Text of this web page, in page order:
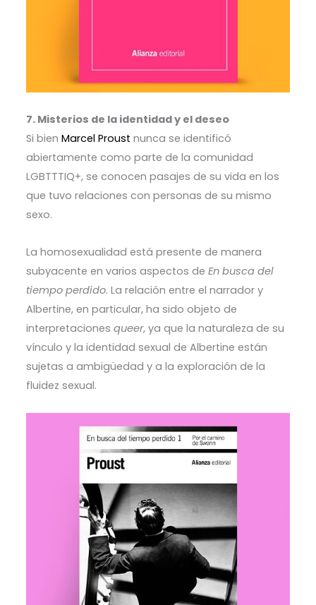
7. Misterios de la identidad y el deseo
Si bien Marcel Proust nunca se identificó
abiertamente como parte de la comunidad
LGBTTTIQ+, se conocen pasajes de su vida en los
que tuvo relaciones con personas de su mismo
sexo.
La homosexualidad está presente de manera
subyacente en varios aspectos de En busca del
tiempo perdido. La relación entre el narrador y
Albertine, en particular, ha sido objeto de
interpretaciones queer, ya que la naturaleza de su
vínculo y la identidad sexual de Albertine están
sujetas a ambigüedad y a la exploración de la
fluidez sexual.